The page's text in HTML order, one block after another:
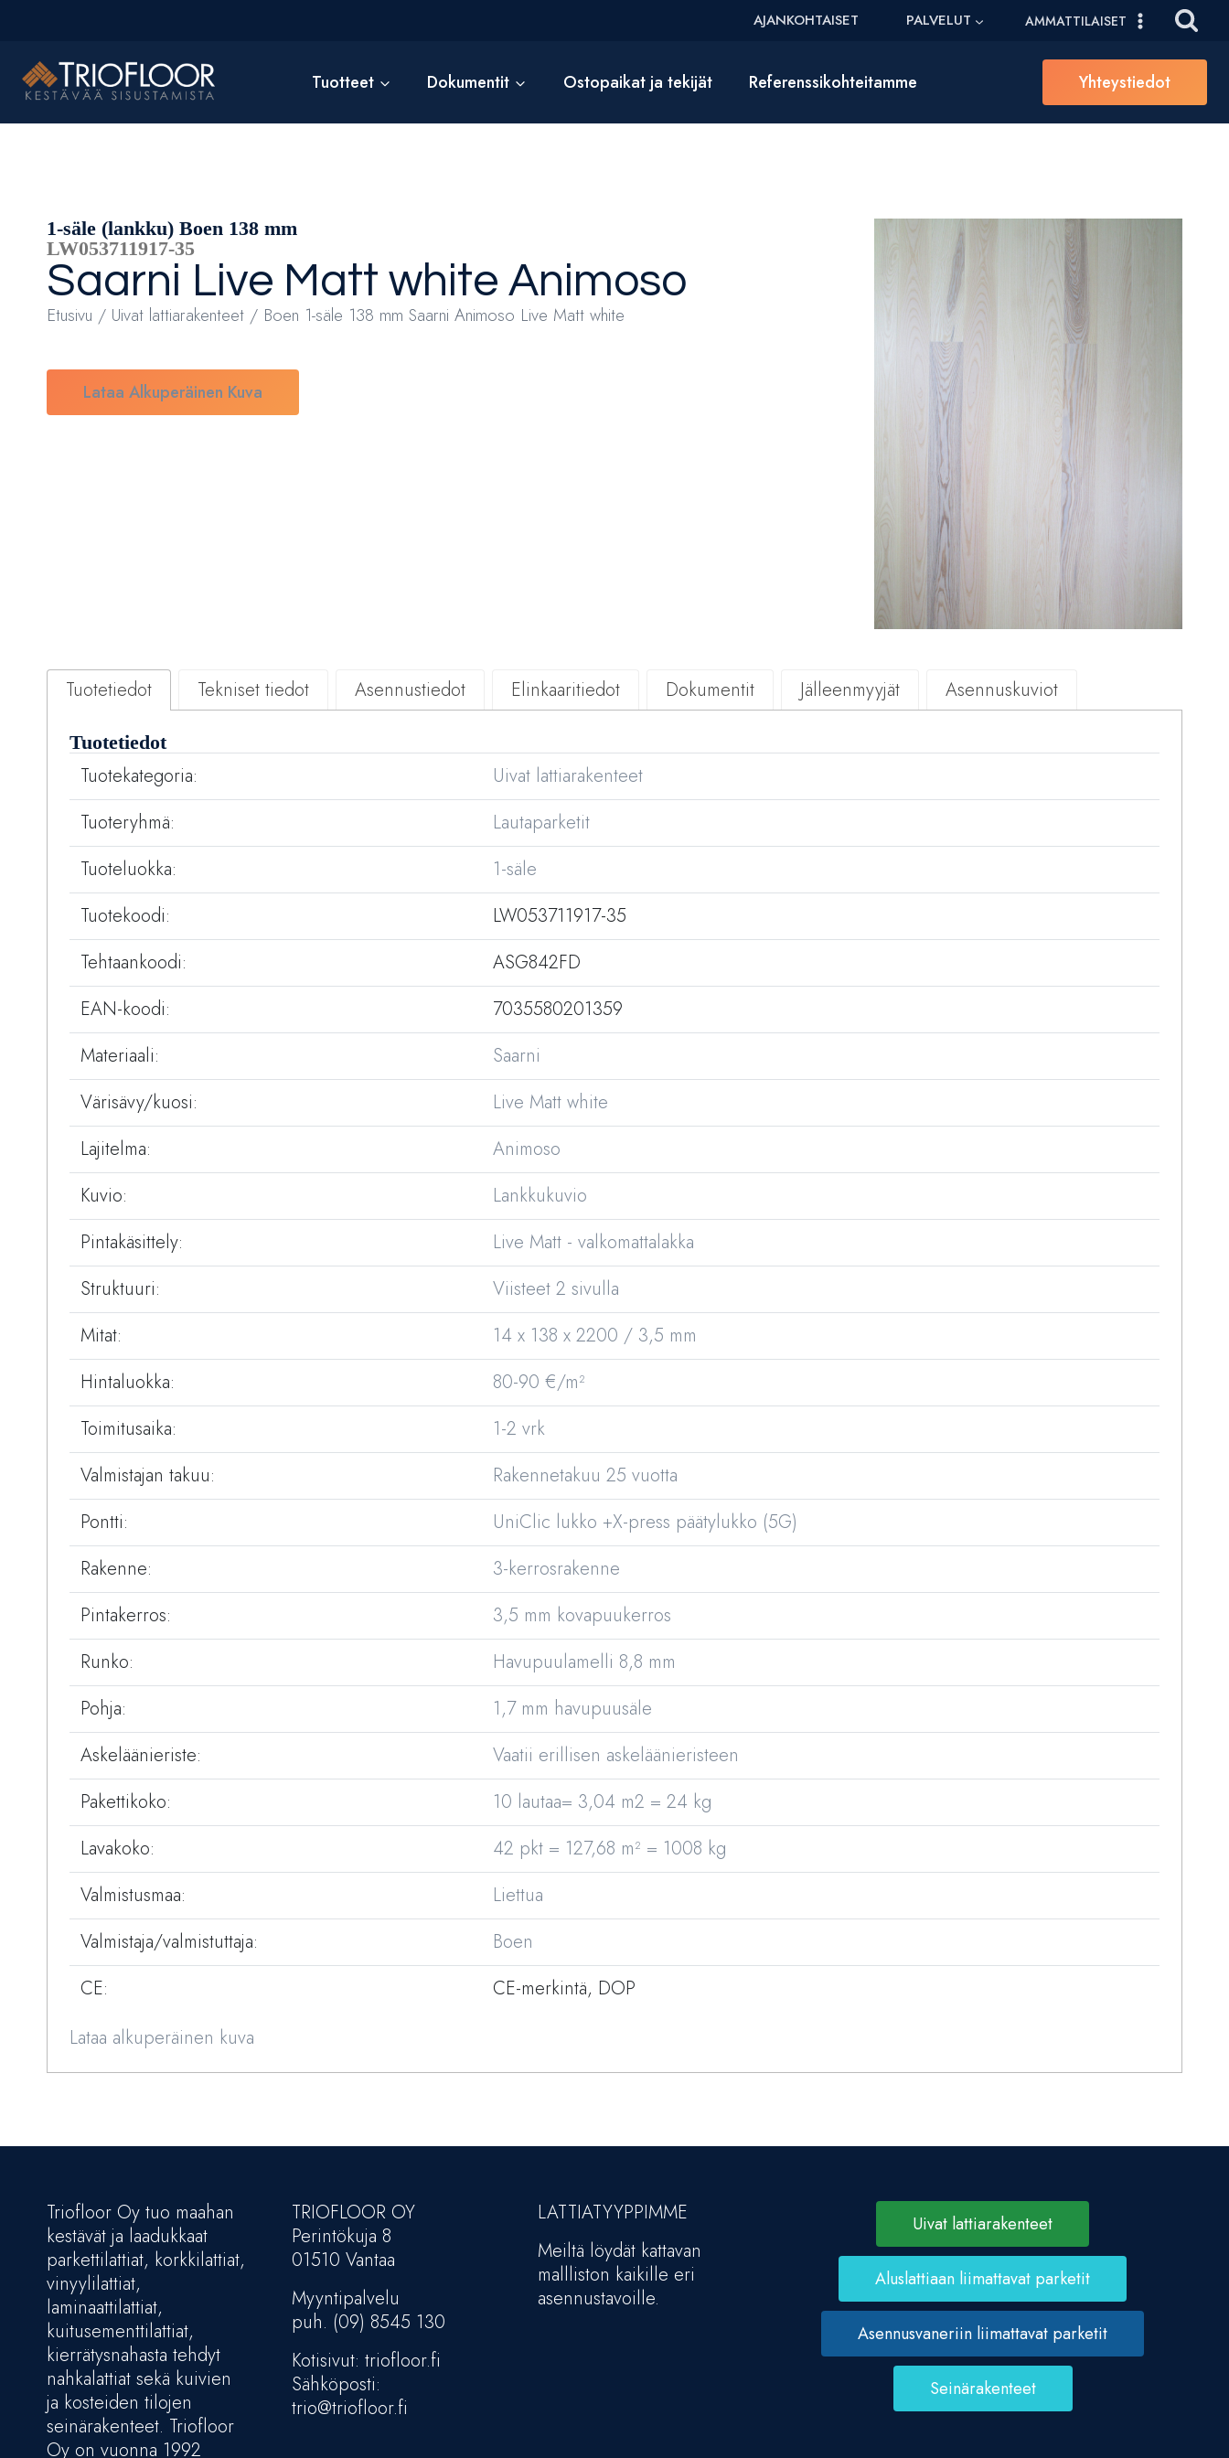
AJANKOHTAISET PALVELUT AMMATTILAISET
Tuotteet Dokumentit Ostopaikat ja tekijät Referenssikohteitamme Yhteystiedot
1-säle (lankku) Boen 138 mm
LW053711917-35
Saarni Live Matt white Animoso
Etusivu / Uivat lattiarakenteet / Boen 1-säle 138 mm Saarni Animoso Live Matt white
Lataa Alkuperäinen Kuva
Tuotetiedot Tekniset tiedot Asennustiedot Elinkaaritiedot Dokumentit Jälleenmyyjät Asennuskuviot
Tuotetiedot
Tuotekategoria:
Uivat lattiarakenteet
Tuoteryhmä:
Lautaparketit
Tuoteluokka:
1-säle
Tuotekoodi:
LW053711917-35
Tehtaankoodi:
ASG842FD
EAN-koodi:
7035580201359
Materiaali:
Saarni
Värisävy/kuosi:
Live Matt white
Lajitelma:
Animoso
Kuvio:
Lankkukuvio
Pintakäsittely:
Live Matt - valkomattalakka
Struktuuri:
Viisteet 2 sivulla
Mitat:
14 x 138 x 2200 / 3,5 mm
Hintaluokka:
80-90 €/m²
Toimitusaika:
1-2 vrk
Valmistajan takuu:
Rakennetakuu 25 vuotta
Pontti:
UniClic lukko +X-press päätylukko (5G)
Rakenne:
3-kerrosrakenne
Pintakerros:
3,5 mm kovapuukerros
Runko:
Havupuulamelli 8,8 mm
Pohja:
1,7 mm havupuusäle
Askeläänieriste:
Vaatii erillisen askeläänieristeen
Pakettikoko:
10 lautaa= 3,04 m2 = 24 kg
Lavakoko:
42 pkt = 127,68 m² = 1008 kg
Valmistusmaa:
Liettua
Valmistaja/valmistuttaja:
Boen
CE:
CE-merkintä, DOP
Lataa alkuperäinen kuva
Triofloor Oy tuo maahan
kestävät ja laadukkaat
parkettilattiat, korkkilattiat,
vinyylilattiat,
laminaattilattiat,
kuitusementtilattiat,
kierrätysnahasta tehdyt
nahkalattiat sekä kuivien
ja kosteiden tilojen
seinärakenteet. Triofloor
Oy on vuonna 1992
TRIOFLOOR OY
Perintökuja 8
01510 Vantaa
Myyntipalvelu
puh. (09) 8545 130
Kotisivut: triofloor.fi
Sähköposti:
trio@triofloor.fi
LATTIATYYPPIMME
Meiltä löydät kattavan
mallliston kaikille eri
asennustavoille.
Uivat lattiarakenteet
Aluslattiaan liimattavat parketit
Asennusvaneriin liimattavat parketit
Seinärakenteet